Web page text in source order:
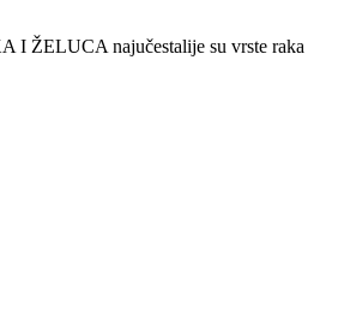
ŽELUCA najučestalije su vrste raka